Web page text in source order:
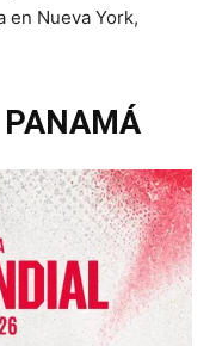
en Nueva York,
PANAMÁ